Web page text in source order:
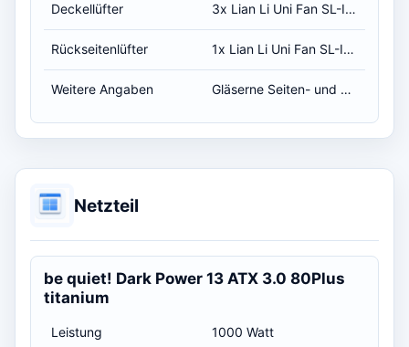
Deckellüfter 3x Lian Li Uni Fan SL-INF RGB weiß 120mm (Exhaust)
Rückseitenlüfter 1x Lian Li Uni Fan SL-INF RGB weiß 120mm (Exhaust)
Weitere Angaben Gläserne Seiten- und Frontwand
Netzteil
be quiet! Dark Power 13 ATX 3.0 80Plus
titanium
Leistung 1000 Watt